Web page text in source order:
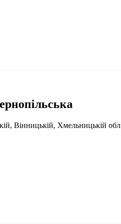
Вінницькій, Хмельницькій обл